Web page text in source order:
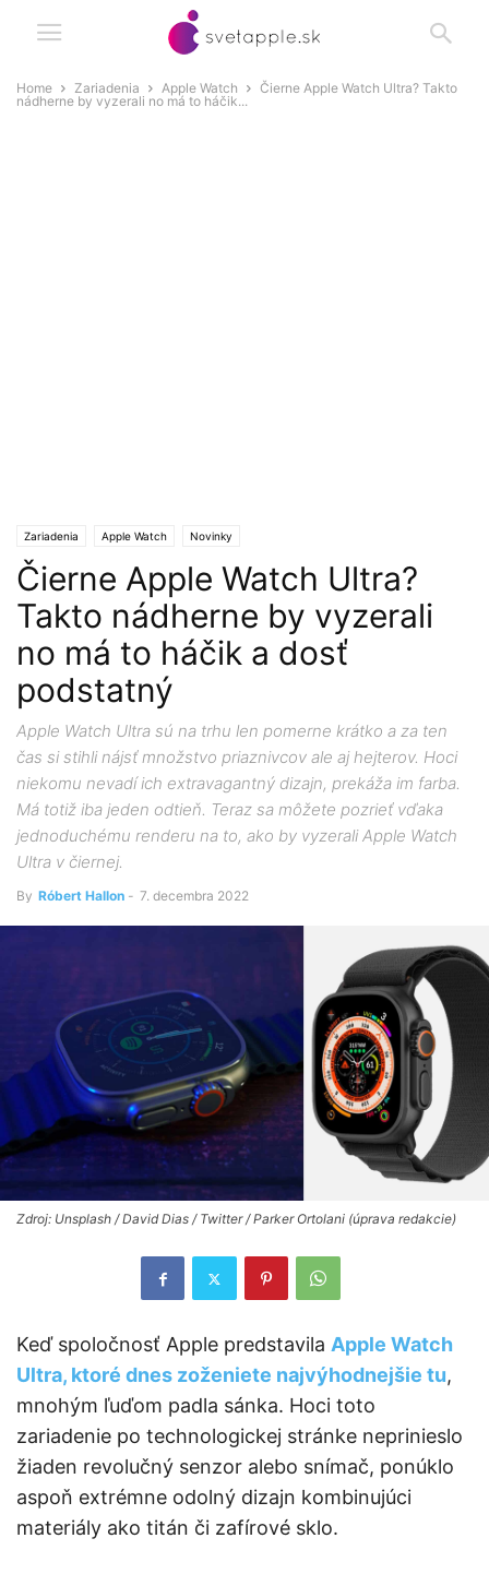
Home Zariadenia Apple Watch
Čierne Apple Watch Ultra? Takto
nádherne by vyzerali no má to háčik...
Zariadenia Apple Watch Novinky
Čierne Apple Watch Ultra?
Takto nádherne by vyzerali
no má to háčik a dosť
podstatný
Apple Watch Ultra sú na trhu len pomerne krátko a za ten
čas si stihli nájsť množstvo priaznivcov ale aj hejterov. Hoci
niekomu nevadí ich extravagantný dizajn, prekáža im farba.
Má totiž iba jeden odtieň. Teraz sa môžete pozrieť vďaka
jednoduchému renderu na to, ako by vyzerali Apple Watch
Ultra v čiernej.
By Róbert Hallon - 7. decembra 2022
Zdroj: Unsplash / David Dias / Twitter / Parker Ortolani (úprava redakcie)
Keď spoločnosť Apple predstavila Apple Watch
Ultra, ktoré dnes zoženiete najvýhodnejšie tu,
mnohým ľuďom padla sánka. Hoci toto
zariadenie po technologickej stránke neprinieslo
žiaden revolučný senzor alebo snímač, ponúklo
aspoň extrémne odolný dizajn kombinujúci
materiály ako titán či zafírové sklo.